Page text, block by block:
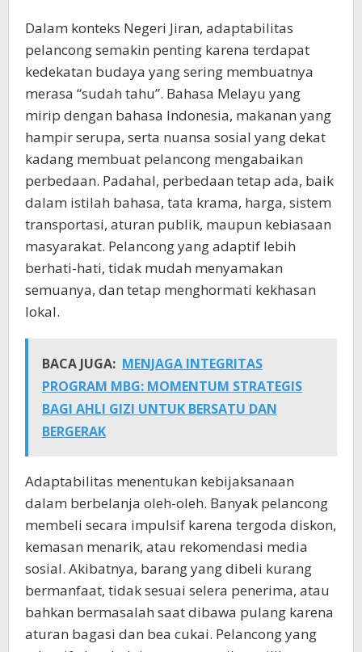
Dalam konteks Negeri Jiran, adaptabilitas
pelancong semakin penting karena terdapat
kedekatan budaya yang sering membuatnya
merasa “sudah tahu”. Bahasa Melayu yang
mirip dengan bahasa Indonesia, makanan yang
hampir serupa, serta nuansa sosial yang dekat
kadang membuat pelancong mengabaikan
perbedaan. Padahal, perbedaan tetap ada, baik
dalam istilah bahasa, tata krama, harga, sistem
transportasi, aturan publik, maupun kebiasaan
masyarakat. Pelancong yang adaptif lebih
berhati-hati, tidak mudah menyamakan
semuanya, dan tetap menghormati kekhasan
lokal.
BACA JUGA: MENJAGA INTEGRITAS
PROGRAM MBG: MOMENTUM STRATEGIS
BAGI AHLI GIZI UNTUK BERSATU DAN
BERGERAK
Adaptabilitas menentukan kebijaksanaan
dalam berbelanja oleh-oleh. Banyak pelancong
membeli secara impulsif karena tergoda diskon,
kemasan menarik, atau rekomendasi media
sosial. Akibatnya, barang yang dibeli kurang
bermanfaat, tidak sesuai selera penerima, atau
bahkan bermasalah saat dibawa pulang karena
aturan bagasi dan bea cukai. Pelancong yang